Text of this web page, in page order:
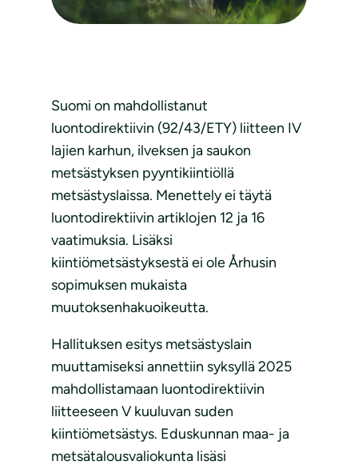
Suomi on mahdollistanut
luontodirektiivin (92/43/ETY) liitteen IV
lajien karhun, ilveksen ja saukon
metsästyksen pyyntikiintiöllä
metsästyslaissa. Menettely ei täytä
luontodirektiivin artiklojen 12 ja 16
vaatimuksia. Lisäksi
kiintiömetsästyksestä ei ole Århusin
sopimuksen mukaista
muutoksenhakuoikeutta.
Hallituksen esitys metsästyslain
muuttamiseksi annettiin syksyllä 2025
mahdollistamaan luontodirektiivin
liitteeseen V kuuluvan suden
kiintiömetsästys. Eduskunnan maa- ja
metsätalousvaliokunta lisäsi